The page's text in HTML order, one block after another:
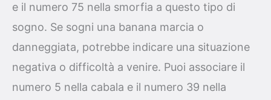
e il numero 75 nella smorfia a questo tipo di
sogno. Se sogni una banana marcia o
danneggiata, potrebbe indicare una situazione
negativa o difficoltà a venire. Puoi associare il
numero 5 nella cabala e il numero 39 nella